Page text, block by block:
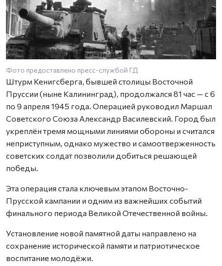
Фото предоставлено пресс-службой ГД
Штурм Кенигсберга, бывшей столицы Восточной
Пруссии (ныне Калининград), продолжался 81 час — с 6
по 9 апреля 1945 года. Операцией руководил Маршал
Советского Союза Александр Василевский. Город был
укреплён тремя мощными линиями обороны и считался
неприступным, однако мужество и самоотверженность
советских солдат позволили добиться решающей
победы.
Эта операция стала ключевым этапом Восточно-
Прусской кампании и одним из важнейших событий
финального периода Великой Отечественной войны.
Установление новой памятной даты направлено на
сохранение исторической памяти и патриотическое
воспитание молодёжи.